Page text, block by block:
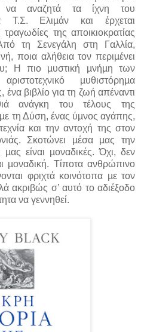
να αναζητά τα ίχνη του
Τ.Σ. Ελιµάν και έρχεται
της αποικιοκρατίας
τη Σενεγάλη στη Γαλλία,
ποια αλήθεια τον περιµένει
Η πιο µυστική µνήµη των
µυθιστόρηµα
ένα βιβλίο για τη ζωή απέναντι
ανάγκη του τέλους της
τη Δύση, ένας ύµνος αγάπης,
και την αντοχή της στον
Σκοτώνει µέσα µας την
είναι µοναδικές. Όχι, δεν
µοναδική. Τίποτα ανθρώπινο
φριχτά κοινότοπα µε τον
ακριβώς σ’ αυτό το αδιέξοδο
να γεννηθεί.